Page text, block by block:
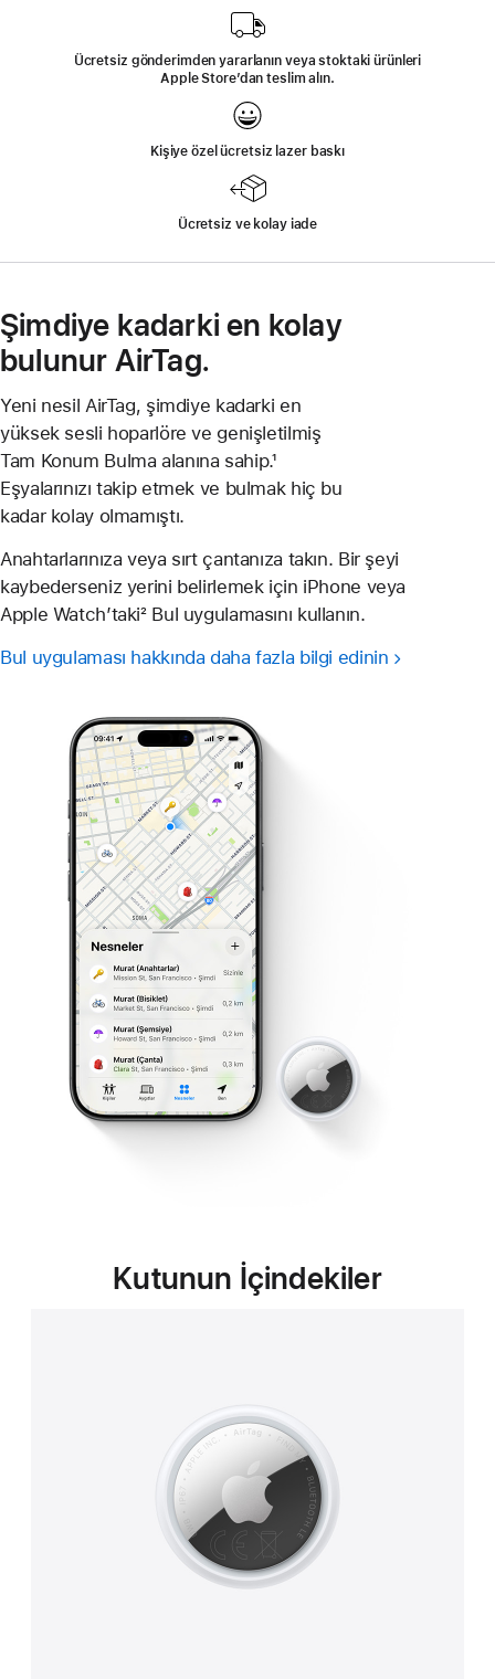
Ücretsiz gönderimden yararlanın veya stoktaki ürünleri
Apple Store’dan teslim alın.
Kişiye özel ücretsiz lazer baskı
Ücretsiz ve kolay iade
Şimdiye kadarki en kolay
bulunur AirTag.
Yeni nesil AirTag, şimdiye kadarki en
yüksek sesli hoparlöre ve genişletilmiş
Tam Konum Bulma alanına sahip.¹
Eşyalarınızı takip etmek ve bulmak hiç bu
kadar kolay olmamıştı.
Anahtarlarınıza veya sırt çantanıza takın. Bir şeyi
kaybederseniz yerini belirlemek için iPhone veya
Apple Watch’taki² Bul uygulamasını kullanın.
Bul uygulaması hakkında daha fazla bilgi edinin
Kutunun İçindekiler